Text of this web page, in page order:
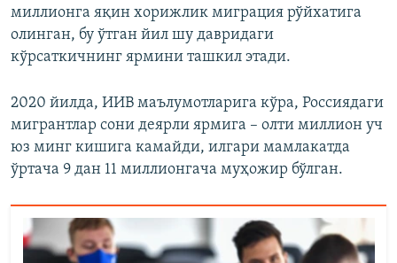
миллионга яқин хорижлик миграция рўйхатига
олинган, бу ўтган йил шу давридаги
кўрсаткичнинг ярмини ташкил этади.
2020 йилда, ИИВ маълумотларига кўра, Россиядаги
мигрантлар сони деярли ярмига – олти миллион уч
юз минг кишига камайди, илгари мамлакатда
ўртача 9 дан 11 миллионгача муҳожир бўлган.